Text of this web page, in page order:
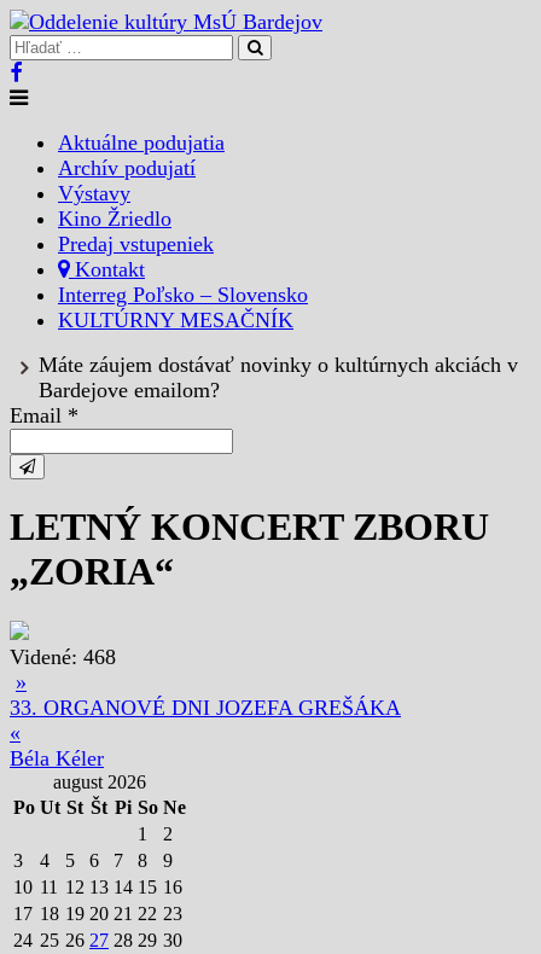
Aktuálne podujatia
Archív podujatí
Výstavy
Kino Žriedlo
Predaj vstupeniek
Kontakt
Interreg Poľsko – Slovensko
KULTÚRNY MESAČNÍK
Máte záujem dostávať novinky o kultúrnych akciách v
Bardejove emailom?
Email *
LETNÝ KONCERT ZBORU
„ZORIA“
Videné: 468
»
33. ORGANOVÉ DNI JOZEFA GREŠÁKA
«
Béla Kéler
august 2026
Po Ut St Št Pi So Ne
1
2
3
4 5 6 7 8
9
10 11 12 13 14 15 16
17 18 19 20 21 22 23
24 25 26 27 28 29 30